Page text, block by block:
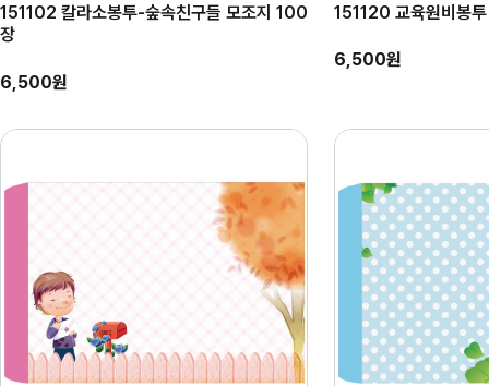
151102 칼라소봉투-숲속친구들 모조지 100
장
6,500원
151120 교육원비봉
6,500원